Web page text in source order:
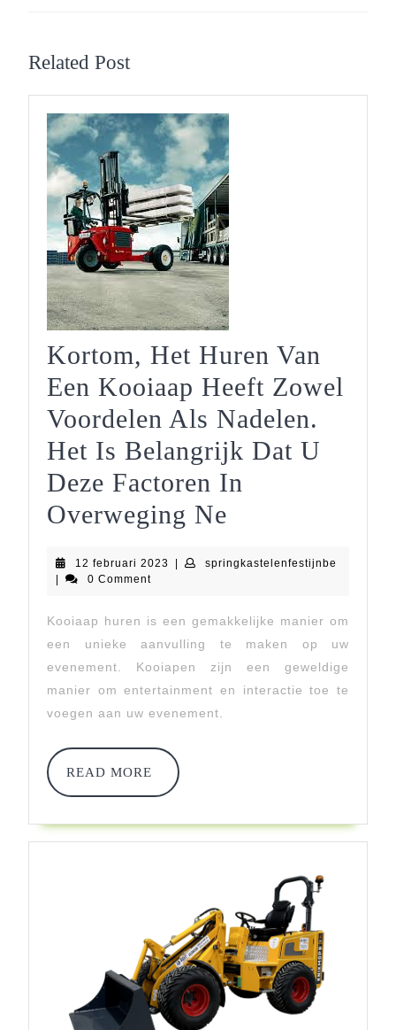
Related Post
Kortom, Het Huren Van
Een Kooiaap Heeft Zowel
Voordelen Als Nadelen.
Het Is Belangrijk Dat U
Deze Factoren In
Overweging Ne
Huren
Van
Een
Kooiaap
Heeft
Nadelen.
Belangrijk
Dat
U
Deze
12 februari 2023 12| springkastelenfestijnbe
|
0 Comment
Kooiaap huren is een gemakkelijke manier om
een unieke aanvulling te maken op uw
evenement. Kooiapen zijn een geweldige
manier om entertainment en interactie toe te
voegen aan uw evenement.
READ MORE
READ
MORE